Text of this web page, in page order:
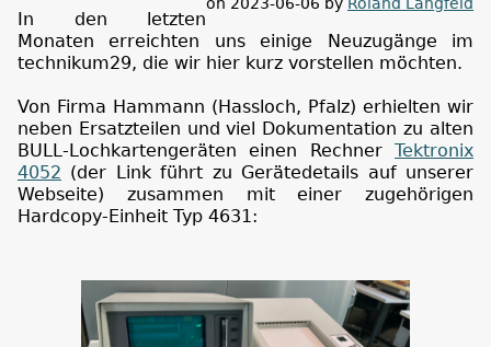
In den letzten
Monaten erreichten uns einige Neuzugänge im
technikum29, die wir hier kurz vorstellen möchten.
Von Firma Hammann (Hassloch, Pfalz) erhielten wir
neben Ersatzteilen und viel Dokumentation zu alten
BULL-Lochkartengeräten einen Rechner Tektronix
4052 (der Link führt zu Gerätedetails auf unserer
Webseite) zusammen mit einer zugehörigen
Hardcopy-Einheit Typ 4631: